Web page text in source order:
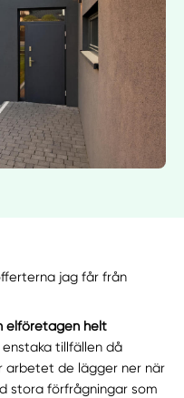
jag får från
elföretagen helt
tillfällen då
de lägger ner när
stora förfrågningar som